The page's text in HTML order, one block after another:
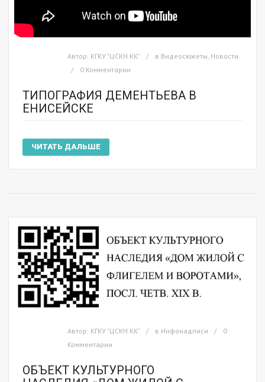
Автор: КГКУ "ЦСКН КК" в Видеосюжеты, Новости
0 Комментарии
ТИПОГРАФИЯ ДЕМЕНТЬЕВА В
ЕНИСЕЙСКЕ
ЧИТАТЬ ДАЛЬШЕ
Автор: КГКУ "ЦСКН КК" в Инфонадписи
0
Комментарии
ОБЪЕКТ КУЛЬТУРНОГО